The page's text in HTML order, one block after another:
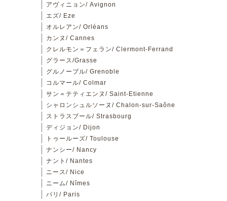
アヴィニョン/ Avignon
エズ/ Eze
オルレアン/ Orléans
カンヌ/ Cannes
クレルモン＝フェラン/ Clermont-Ferrand
グラース/Grasse
グルノーブル/ Grenoble
コルマール/ Colmar
サン＝テティエンヌ/ Saint-Etienne
シャロンシュルソーヌ/ Chalon-sur-Saône
ストラスブール/ Strasbourg
ディジョン/ Dijon
トゥールーズ/ Toulouse
ナンシー/ Nancy
ナント/ Nantes
ニース/ Nice
ニーム/ Nîmes
パリ/ Paris